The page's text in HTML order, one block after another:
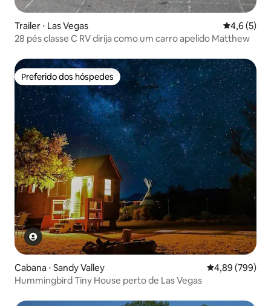
Trailer ⋅ Las Vegas 4,6 de
4,6 (5)
28 pés classe C RV dirija como um carro apelido Matthew
Preferido dos hóspedes
Preferido dos hóspedes
Cabana ⋅ Sandy Valley 4,89 de uma
4,89 (799)
Hummingbird Tiny House perto de Las Vegas